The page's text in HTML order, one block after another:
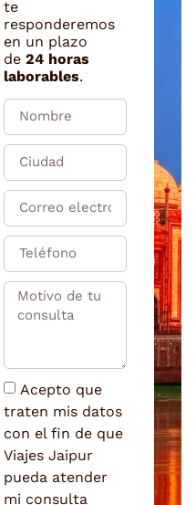
te
responderemos
en un plazo
de 24 horas
laborables.
Acepto que
traten mis datos
con el fin de que
Viajes Jaipur
pueda atender
mi consulta